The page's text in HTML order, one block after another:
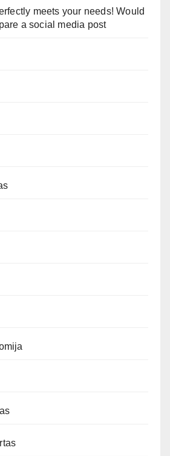
meets your needs! Would
a social media post